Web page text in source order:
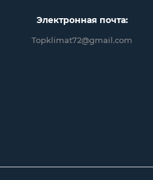
Электронная почта:
Topklimat72@gmail.com